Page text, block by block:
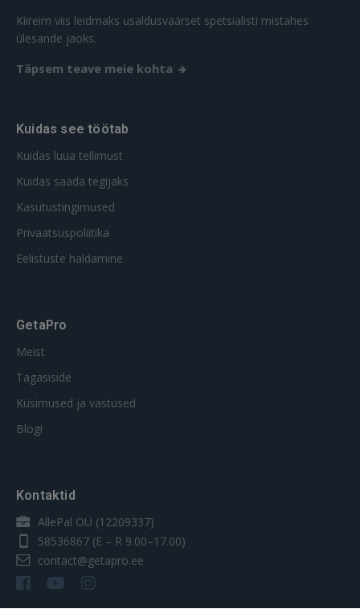
Kiireim viis leidmaks usaldusväärset spetsialisti mistahes
ülesande jaoks.
Täpsem teave meie kohta
Kuidas see töötab
Kuidas luua tellimust
Kuidas saada tegijaks
Kasutustingimused
Privaatsuspoliitika
Eelistuste haldamine
GetaPro
Meist
Tagasiside
Küsimused ja vastused
Blogi
Kontaktid
AllePal OÜ (12209337)
58536867 (E – R 9.00–17.00)
contact@getapro.ee